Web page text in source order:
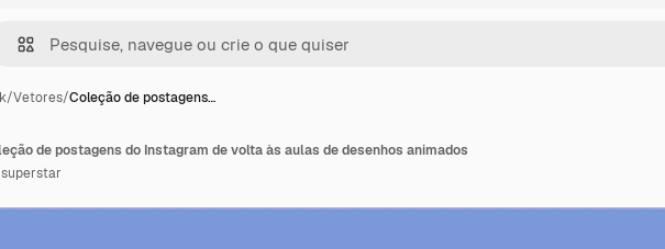
/Vetores/Coleção de postagens…
de postagens do Instagram de volta às aulas de desenhos animados